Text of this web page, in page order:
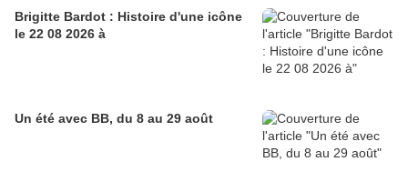
Brigitte Bardot : Histoire d'une icône
le 22 08 2026 à
Un été avec BB, du 8 au 29 août